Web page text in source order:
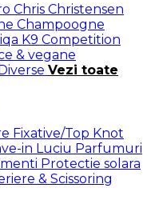
Chris Christensen
Champoogne
K9 Competition
& vegane
Vezi toate
Fixative/Top Knot
in Luciu Parfumuri
Protectie solara
& Scissoring